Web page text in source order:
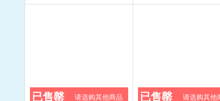
已售罄 请选购其他商品 已售罄 请选购其他